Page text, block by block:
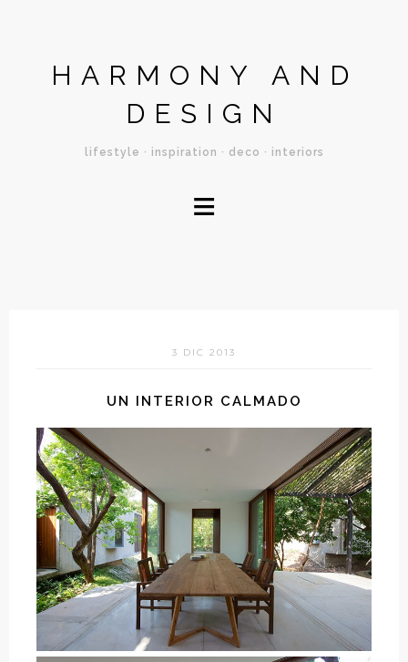
HARMONY AND
DESIGN
lifestyle · inspiration · deco · interiors
≡
3 DIC 2013
UN INTERIOR CALMADO